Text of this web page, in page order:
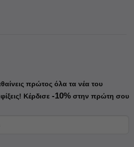
πρώτος όλα τα νέα του
Κέρδισε -10%στην πρώτη σου